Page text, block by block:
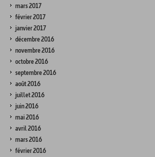
mars 2017
février 2017
janvier 2017
décembre 2016
novembre 2016
octobre 2016
septembre 2016
août 2016
juillet 2016
juin 2016
mai 2016
avril 2016
mars 2016
février 2016